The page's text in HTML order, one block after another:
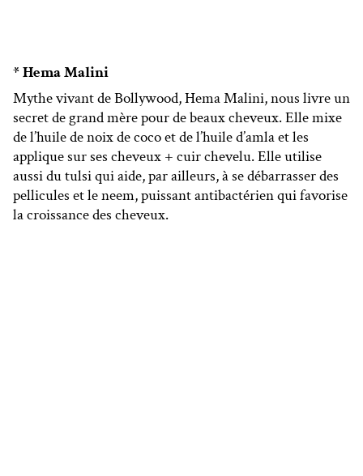
* Hema Malini
Mythe vivant de Bollywood, Hema Malini, nous livre un
secret de grand mère pour de beaux cheveux. Elle mixe
de l’huile de noix de coco et de l’huile d’amla et les
applique sur ses cheveux + cuir chevelu. Elle utilise
aussi du tulsi qui aide, par ailleurs, à se débarrasser des
pellicules et le neem, puissant antibactérien qui favorise
la croissance des cheveux.